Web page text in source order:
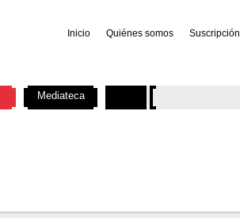
Inicio Quiénes somos Suscripción
Mediateca